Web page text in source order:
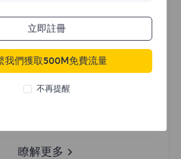
立即購買
地區
瞭解更多
立即註冊
我們獲取500M免費流量
不再提醒